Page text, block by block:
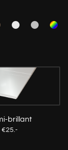
brillant
€25.-